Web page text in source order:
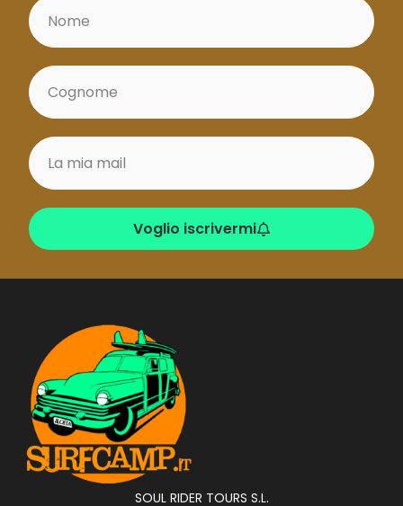
Voglio iscrivermi
SOUL RIDER TOURS S.L.